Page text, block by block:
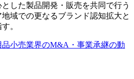
した製品開発・販売を共同で行う
域での更なるブランド認知拡大と
。
小売業界のM&A・事業承継の動